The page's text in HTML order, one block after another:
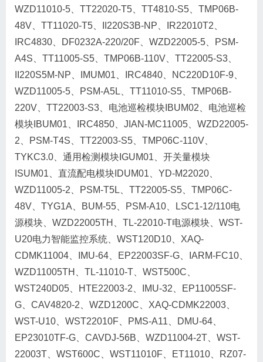
WZD11010-5、TT22020-T5、TT4810-S5、TMP06B-
48V、TT11020-T5、II220S3B-NP、IR22010T2、
IRC4830、DF0232A-220/20F、WZD22005-5、PSM-
A4S、TT11005-S5、TMP06B-110V、TT22005-S3、
II220S5M-NP、IMUM01、IRC4840、NC220D10F-9、
WZD11005-5、PSM-A5L、TT11010-S5、TMP06B-
220V、TT22003-S3、电池巡检模块IBUM02、电池巡检
模块IBUM01、IRC4850、JIAN-MC11005、WZD22005-
2、PSM-T4S、TT22003-S5、TMP06C-110V、
TYKC3.0、通用检测模块IGUM01、开关量模块
ISUM01、直流配电模块IDUM01、YD-M22020、
WZD11005-2、PSM-T5L、TT22005-S5、TMP06C-
48V、TYG1A、BUM-55、PSM-A10、LSC1-12/110电
源模块、WZD22005TH、TL-22010-T电源模块、WST-
U20电力智能监控系统、WST120D10、XAQ-
CDMK11004、IMU-64、EP22003SF-G、IARM-FC10、
WZD11005TH、TL-11010-T、WST500C、
WST240D05、HTE22003-2、IMU-32、EP11005SF-
G、CAV4820-2、WZD1200C、XAQ-CDMK22003、
WST-U10、WST22010F、PMS-A11、DMU-64、
EP23010TF-G、CAVDJ-56B、WZD11004-2T、WST-
22003T、WST600C、WST11010F、ET11010、RZ07-